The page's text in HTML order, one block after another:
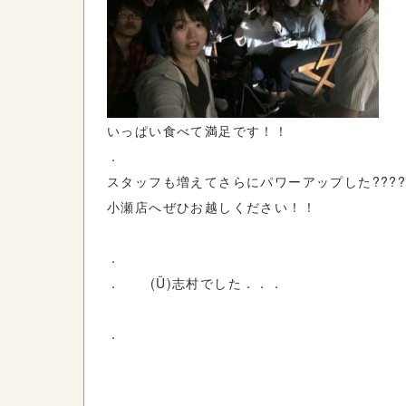
いっぱい食べて満足です！！
．
スタッフも増えてさらにパワーアップした????
小瀬店へぜひお越しください！！
．
． (Ü)志村でした．．．
．